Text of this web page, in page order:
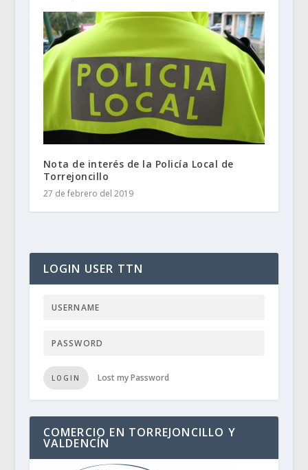
Nota de interés de la Policía Local de
Torrejoncillo
27 de febrero del 2019
LOGIN USER TTN
LOGIN Lost my Password
COMERCIO EN TORREJONCILLO Y
VALDENCÍN